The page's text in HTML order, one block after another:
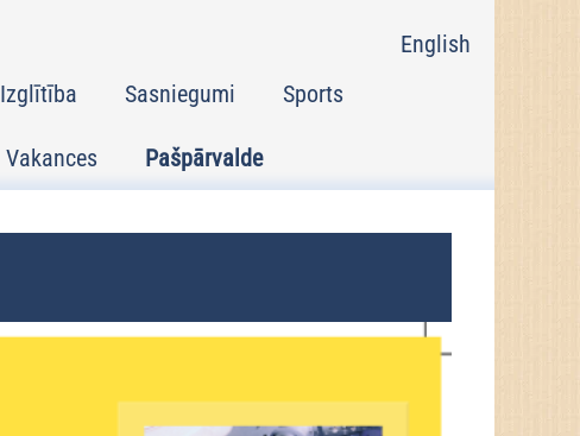
Izglītība Sasniegumi Sports
Vakances Pašpārvalde
English